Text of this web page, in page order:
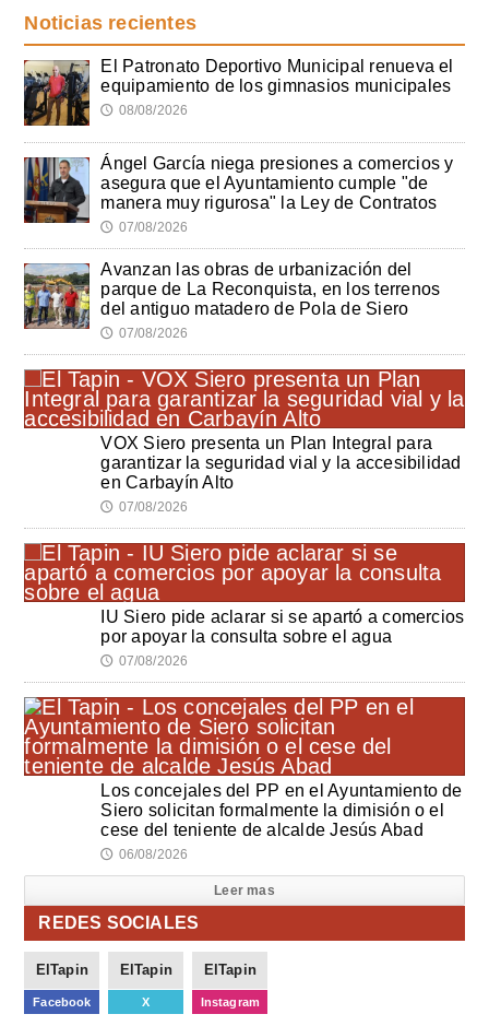
Noticias recientes
El Patronato Deportivo Municipal renueva el
equipamiento de los gimnasios municipales
🕔 08/08/2026
Ángel García niega presiones a comercios y
asegura que el Ayuntamiento cumple "de
manera muy rigurosa" la Ley de Contratos
🕔 07/08/2026
Avanzan las obras de urbanización del
parque de La Reconquista, en los terrenos
del antiguo matadero de Pola de Siero
🕔 07/08/2026
VOX Siero presenta un Plan Integral para
garantizar la seguridad vial y la accesibilidad
en Carbayín Alto
🕔 07/08/2026
IU Siero pide aclarar si se apartó a comercios
por apoyar la consulta sobre el agua
🕔 07/08/2026
Los concejales del PP en el Ayuntamiento de
Siero solicitan formalmente la dimisión o el
cese del teniente de alcalde Jesús Abad
🕔 06/08/2026
Leer mas
REDES SOCIALES
ElTapin
Facebook
ElTapin
X
ElTapin
Instagram